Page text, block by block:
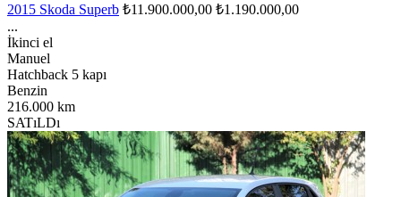
2015 Skoda Superb ₺11.900.000,00 ₺1.190.000,00
...
İkinci el
Manuel
Hatchback 5 kapı
Benzin
216.000 km
SATıLDı